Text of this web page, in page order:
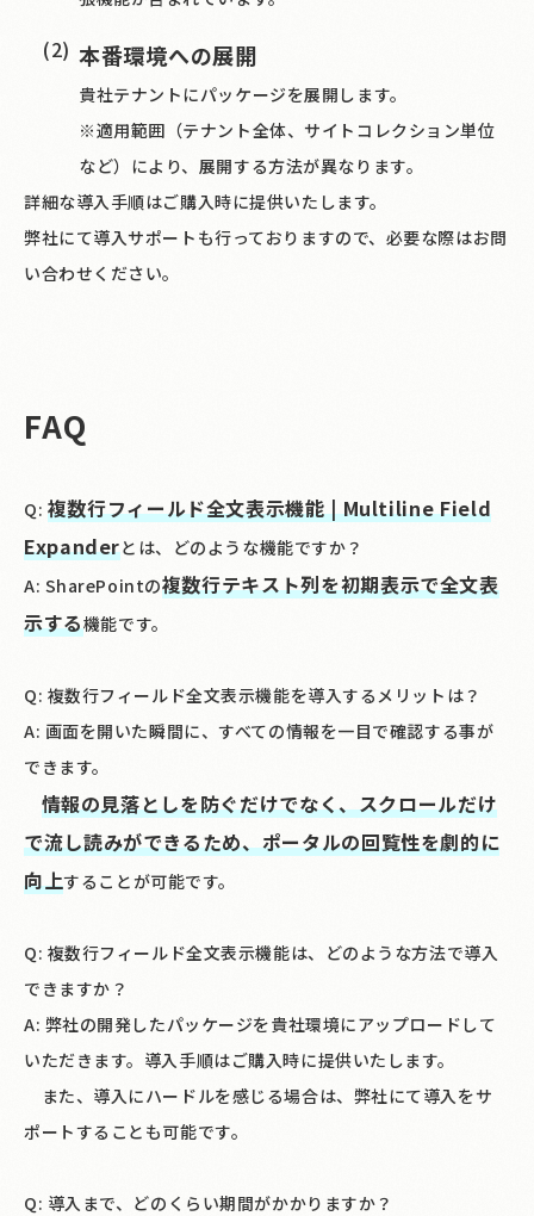
本番環境への展開
貴社テナントにパッケージを展開します。
※適用範囲（テナント全体、サイトコレクション単位
など）により、展開する方法が異なります。
詳細な導入手順はご購入時に提供いたします。
弊社にて導入サポートも行っておりますので、必要な際はお問
い合わせください。
FAQ
Q: 複数行フィールド全文表示機能 | Multiline Field
Expanderとは、どのような機能ですか？
A: SharePointの複数行テキスト列を初期表示で全文表
示する機能です。
Q: 複数行フィールド全文表示機能を導入するメリットは？
A: 画面を開いた瞬間に、すべての情報を一目で確認する事が
できます。
情報の見落としを防ぐだけでなく、スクロールだけ
で流し読みができるため、ポータルの回覧性を劇的に
向上することが可能です。
Q: 複数行フィールド全文表示機能は、どのような方法で導入
できますか？
A: 弊社の開発したパッケージを貴社環境にアップロードして
いただきます。導入手順はご購入時に提供いたします。
また、導入にハードルを感じる場合は、弊社にて導入をサ
ポートすることも可能です。
Q: 導入まで、どのくらい期間がかかりますか？